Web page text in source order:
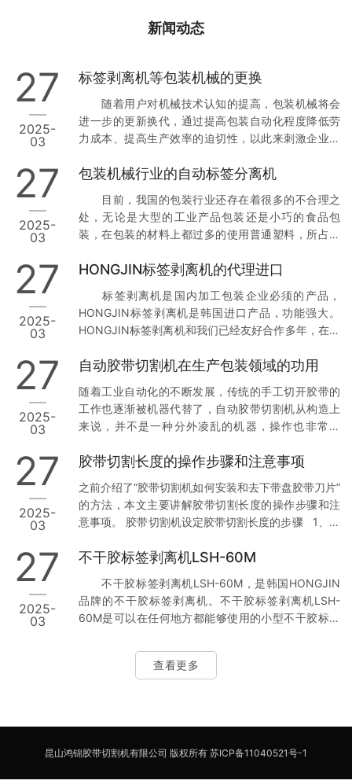
新闻动态
27
2025-
03
标签剥离机等包装机械的更换
随着用户对机械技术认知的提高，包装机械将会
进一步的更新换代，通过提高包装自动化程度降低劳
力成本、提高生产效率的迫切性，以此来刺激企业对
国进口的标签剥离机是国内包装机械更新 换代主要采
作，再到现在的全自动化产品，标签剥离机的发展创
造更新已经开创了一个崭新的未来。 包装机械能
够快速的发展不仅是应用广阔，与包装机械技术的提
的生产效率，而且机器本身在技术上也…
27
2025-
03
包装机械行业的自动标签分离机
目前，我国的包装行业还存在着很多的不合理之
处，无论是大型的工业产品包装还是小巧的食品包
装，在包装的材料上都过多的使用普通塑料，所占的
的包装设备不够完善，国内小型包装设备相对比较缺
自动标签分离机都是韩国原装进口而来，不但填补了
国内标签业的空白，同时也提高了国内标签包装行业
的机械自动化水平。 从产品结构上看，我国包装
品少；普通塑料包装产品所占比重较大，功…
27
2025-
03
HONGJIN标签剥离机的代理进口
标签剥离机是国内加工包装企业必须的产品，
HONGJIN标签剥离机是韩国进口产品，功能强大。
HONGJIN标签剥离机和我们已经友好合作多年，在代
服务是购买机器的保障。 昆山鸿锦在标签剥离机
机，多年的诚信经营，丰富的发展经验以及雄厚的发
展基础奠定了昆山鸿锦在国内标签剥离机的发展。并
成功获得韩国HONGJIN在中国的代理权，并相继成功
LSH-120M以…
27
2025-
03
自动胶带切割机在生产包装领域的功用
随着工业自动化的不断发展，传统的手工切开胶带的
工作也逐渐被机器代替了，自动胶带切割机从构造上
来说，并不是一种分外凌乱的机器，操作也非常便
用于电子产品、小型机械等工厂的生产、包装工序：
量。 一般来说，多见胶带切割机都有以下的功用： 1.
胶带切开长度可调，胶带堵截面规整，没有锯齿。 2.
能根据设定的长度切开胶带，这个是胶带切割机的优
开要精确的多。 3.能切开多种贴…
27
2025-
03
胶带切割长度的操作步骤和注意事项
之前介绍了“胶带切割机如何安装和去下带盘胶带刀片”
的方法，本文主要讲解胶带切割长度的操作步骤和注
意事项。 胶带切割机设定胶带切割长度的步骤 1、确
2.设定胶带切割长度 使用+/-按钮来设定所需的长度。
使用“选择”按钮设定6个不同长度。 如果短时按下+/-
按钮，长度将以1mm为变量变化。 如果长时按下+/-
按钮则将快速往前跳。 0胶带切割机设定胶带长度时
27
2025-
03
不干胶标签剥离机LSH-60M
不干胶标签剥离机LSH-60M，是韩国HONGJIN
品牌的不干胶标签剥离机。不干胶标签剥离机LSH-
60M是可以在任何地方都能够使用的小型不干胶标签
计数功能可以计算标签的数量；有递减功能，可以把
想要用的标签数量提前设置好；根据企业的不同用途
小投资、大回报，…
查看更多
昆山鸿锦胶带切割机有限公司 版权所有 苏ICP备11040521号-1